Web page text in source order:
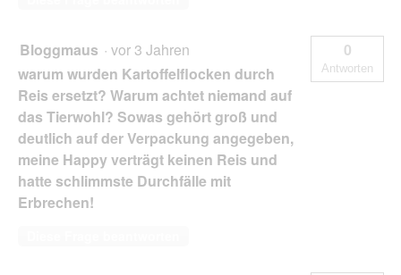
Bloggmaus · vor 3 Jahren
warum wurden Kartoffelflocken durch
Reis ersetzt? Warum achtet niemand auf
das Tierwohl? Sowas gehört groß und
deutlich auf der Verpackung angegeben,
meine Happy verträgt keinen Reis und
hatte schlimmste Durchfälle mit
Erbrechen!
0
Antworten